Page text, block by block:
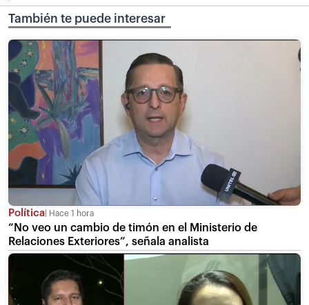
También te puede interesar
Política Hace 1 hora
“No veo un cambio de timón en el Ministerio de
Relaciones Exteriores”, señala analista